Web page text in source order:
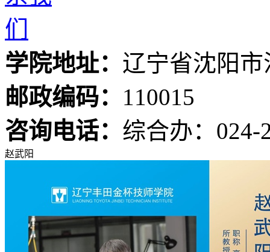
学院地址： 辽宁省沈阳
邮政编码： 110015
咨询电话： 综合办：024-
赵武阳